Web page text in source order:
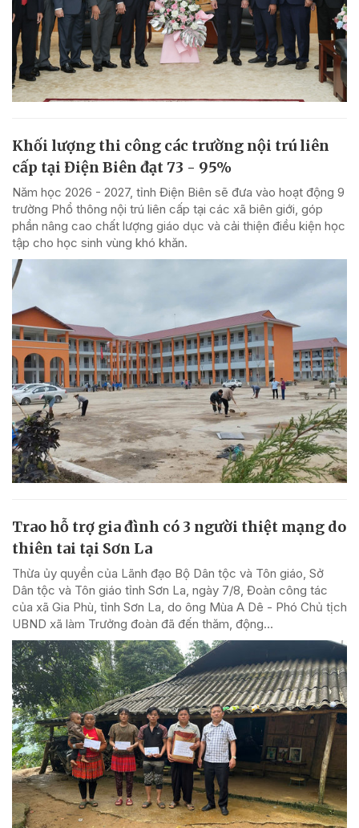
Khối lượng thi công các trường nội trú liên
cấp tại Điện Biên đạt 73 - 95%
Năm học 2026 - 2027, tỉnh Điện Biên sẽ đưa vào hoạt động 9
trường Phổ thông nội trú liên cấp tại các xã biên giới, góp
phần nâng cao chất lượng giáo dục và cải thiện điều kiện học
tập cho học sinh vùng khó khăn.
Trao hỗ trợ gia đình có 3 người thiệt mạng do
thiên tai tại Sơn La
Thừa ủy quyền của Lãnh đạo Bộ Dân tộc và Tôn giáo, Sở
Dân tộc và Tôn giáo tỉnh Sơn La, ngày 7/8, Đoàn công tác
của xã Gia Phù, tỉnh Sơn La, do ông Mùa A Dê - Phó Chủ tịch
UBND xã làm Trưởng đoàn đã đến thăm, động...